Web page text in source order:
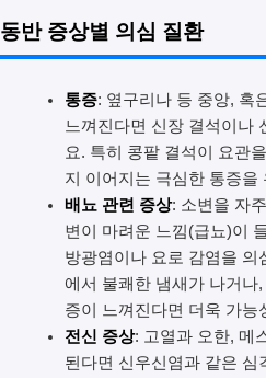
동반 증상별 의심 질환
통증: 옆구리나 등 중앙, 혹
느껴진다면 신장 결석이나
요. 특히 콩팥 결석이 요관
지 이어지는 극심한 통증을
배뇨 관련 증상: 소변을 자
변이 마려운 느낌(급뇨)이
방광염이나 요로 감염을 의
에서 불쾌한 냄새가 나거나
증이 느껴진다면 더욱 가능
전신 증상: 고열과 오한, 메
된다면 신우신염과 같은 심